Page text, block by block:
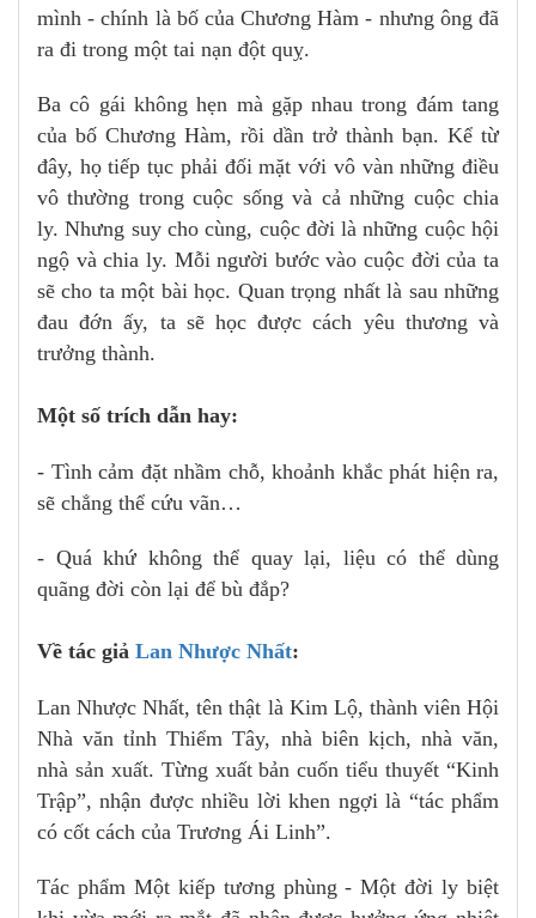
mình - chính là bố của Chương Hàm - nhưng ông đã
ra đi trong một tai nạn đột quỵ.
Ba cô gái không hẹn mà gặp nhau trong đám tang
của bố Chương Hàm, rồi dần trở thành bạn. Kể từ
đây, họ tiếp tục phải đối mặt với vô vàn những điều
vô thường trong cuộc sống và cả những cuộc chia
ly. Nhưng suy cho cùng, cuộc đời là những cuộc hội
ngộ và chia ly. Mỗi người bước vào cuộc đời của ta
sẽ cho ta một bài học. Quan trọng nhất là sau những
đau đớn ấy, ta sẽ học được cách yêu thương và
trưởng thành.
Một số trích dẫn hay:
- Tình cảm đặt nhầm chỗ, khoảnh khắc phát hiện ra,
sẽ chẳng thể cứu vãn…
- Quá khứ không thể quay lại, liệu có thể dùng
quãng đời còn lại để bù đắp?
Về tác giả Lan Nhược Nhất:
Lan Nhược Nhất, tên thật là Kim Lộ, thành viên Hội
Nhà văn tỉnh Thiểm Tây, nhà biên kịch, nhà văn,
nhà sản xuất. Từng xuất bản cuốn tiểu thuyết “Kinh
Trập”, nhận được nhiều lời khen ngợi là “tác phẩm
có cốt cách của Trương Ái Linh”.
Tác phẩm Một kiếp tương phùng - Một đời ly biệt